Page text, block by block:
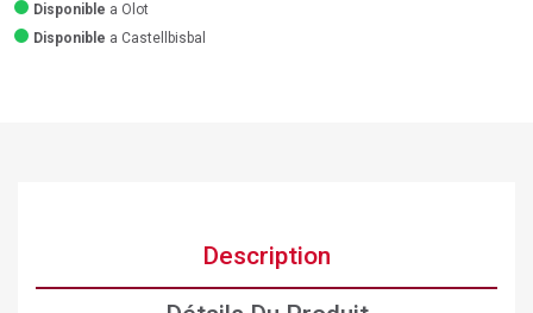
Disponible a Olot
Disponible a Castellbisbal
Description